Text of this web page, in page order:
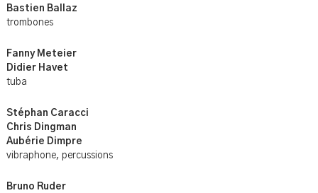
Bastien Ballaz
trombones
Fanny Meteier
Didier Havet
tuba
Stéphan Caracci
Chris Dingman
Aubérie Dimpre
vibraphone, percussions
Bruno Ruder